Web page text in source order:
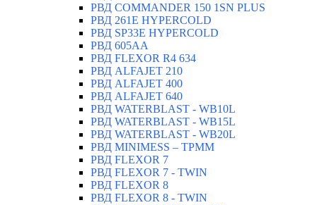
РВД СOMMANDER 150 1SN PLUS
РВД 261E HYPERCOLD
РВД SP33E HYPERCOLD
РВД 605AA
РВД FLEXOR R4 634
РВД ALFAJET 210
РВД ALFAJET 400
РВД ALFAJET 640
РВД WATERBLAST - WB10L
РВД WATERBLAST - WB15L
РВД WATERBLAST - WB20L
РВД MINIMESS – TPMM
РВД FLEXOR 7
РВД FLEXOR 7 - TWIN
РВД FLEXOR 8
РВД FLEXOR 8 - TWIN